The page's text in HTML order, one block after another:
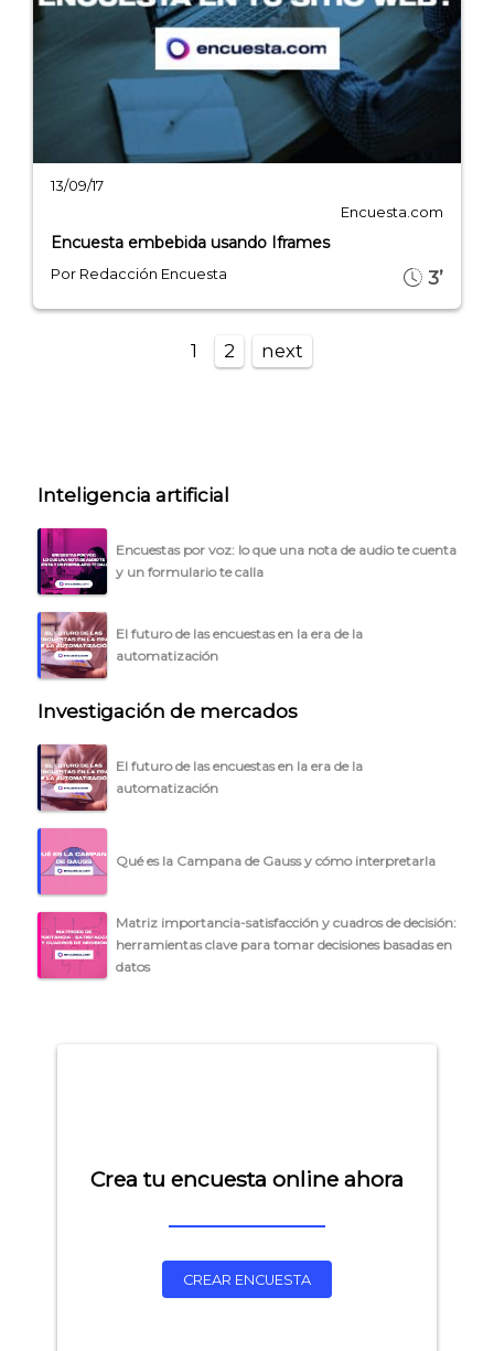
13/09/17
Encuesta.com
Encuesta embebida usando Iframes
Por Redacción Encuesta 3’
1 2 next
Inteligencia artificial
Encuestas por voz: lo que una nota de audio te cuenta
y un formulario te calla
El futuro de las encuestas en la era de la
automatización
Investigación de mercados
El futuro de las encuestas en la era de la
automatización
Qué es la Campana de Gauss y cómo interpretarla
Matriz importancia-satisfacción y cuadros de decisión:
herramientas clave para tomar decisiones basadas en
datos
Crea tu encuesta online ahora
CREAR ENCUESTA